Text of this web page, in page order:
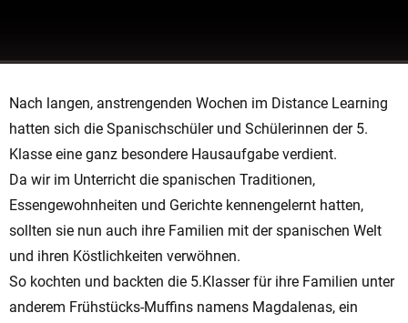
Nach langen, anstrengenden Wochen im Distance Learning
hatten sich die Spanischschüler und Schülerinnen der 5.
Klasse eine ganz besondere Hausaufgabe verdient.
Da wir im Unterricht die spanischen Traditionen,
Essengewohnheiten und Gerichte kennengelernt hatten,
sollten sie nun auch ihre Familien mit der spanischen Welt
und ihren Köstlichkeiten verwöhnen.
So kochten und backten die 5.Klasser für ihre Familien unter
anderem Frühstücks-Muffins namens Magdalenas, ein